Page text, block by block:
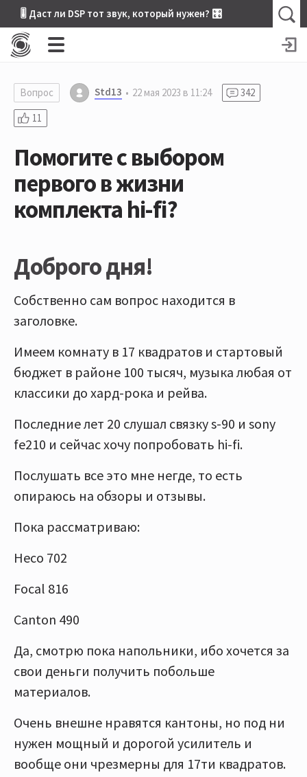
🎚 Даст ли DSP тот звук, который нужен? 🎛
Вопрос Std13 22 мая 2023 в 11:24
342
11
Помогите с выбором
первого в жизни
комплекта hi-fi?
Доброго дня!
Собственно сам вопрос находится в
заголовке.
Имеем комнату в 17 квадратов и стартовый
бюджет в районе 100 тысяч, музыка любая от
классики до хард-рока и рейва.
Последние лет 20 слушал связку s-90 и sony
fe210 и сейчас хочу попробовать hi-fi.
Послушать все это мне негде, то есть
опираюсь на обзоры и отзывы.
Пока рассматриваю:
Heco 702
Focal 816
Canton 490
Да, смотрю пока напольники, ибо хочется за
свои деньги получить побольше
материалов.
Очень внешне нравятся кантоны, но под ни
нужен мощный и дорогой усилитель и
вообще они чрезмерны для 17ти квадратов.